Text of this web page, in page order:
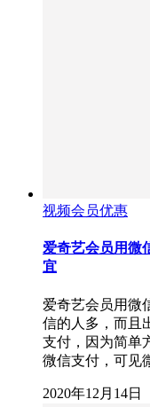
视频会员优惠
爱奇艺会员用微
宜
爱奇艺会员用微
信的人多，而且
支付，因为简单
微信支付，可见
2020年12月14日